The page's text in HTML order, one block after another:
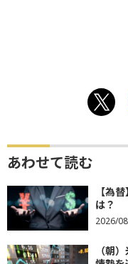
あわせて読む
【為
は？
2026/
（朝